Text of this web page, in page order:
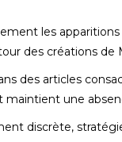
les
des créations de
des articles
une
discrète,